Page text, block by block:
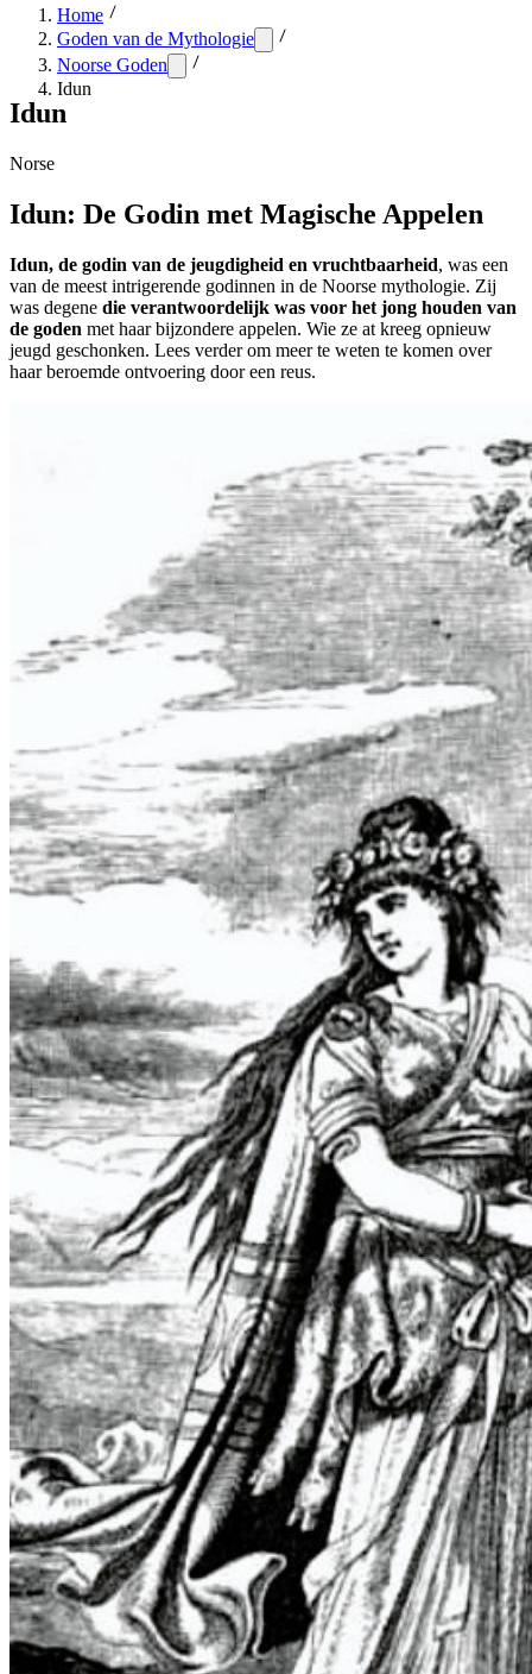
Home
Goden van de Mythologie
Noorse Goden
Idun
Idun
Norse
Idun: De Godin met Magische Appelen
Idun, de godin van de jeugdigheid en vruchtbaarheid, was een
van de meest intrigerende godinnen in de Noorse mythologie. Zij
was degene die verantwoordelijk was voor het jong houden van
de goden met haar bijzondere appelen. Wie ze at kreeg opnieuw
jeugd geschonken. Lees verder om meer te weten te komen over
haar beroemde ontvoering door een reus.